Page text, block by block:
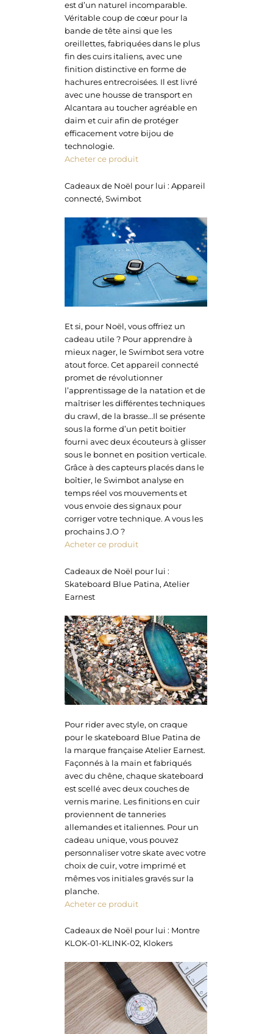
est d’un naturel incomparable.
Véritable coup de cœur pour la
bande de tête ainsi que les
oreillettes, fabriquées dans le plus
fin des cuirs italiens, avec une
finition distinctive en forme de
hachures entrecroisées. Il est livré
avec une housse de transport en
Alcantara au toucher agréable en
daim et cuir afin de protéger
efficacement votre bijou de
technologie.
Acheter ce produit
Cadeaux de Noël pour lui : Appareil
connecté, Swimbot
Et si, pour Noël, vous offriez un
cadeau utile ? Pour apprendre à
mieux nager, le Swimbot sera votre
atout force. Cet appareil connecté
promet de révolutionner
l’apprentissage de la natation et de
maîtriser les différentes techniques
du crawl, de la brasse…Il se présente
sous la forme d’un petit boitier
fourni avec deux écouteurs à glisser
sous le bonnet en position verticale.
Grâce à des capteurs placés dans le
boîtier, le Swimbot analyse en
temps réel vos mouvements et
vous envoie des signaux pour
corriger votre technique. A vous les
prochains J.O ?
Acheter ce produit
Cadeaux de Noël pour lui :
Skateboard Blue Patina, Atelier
Earnest
Pour rider avec style, on craque
pour le skateboard Blue Patina de
la marque française Atelier Earnest.
Façonnés à la main et fabriqués
avec du chêne, chaque skateboard
est scellé avec deux couches de
vernis marine. Les finitions en cuir
proviennent de tanneries
allemandes et italiennes. Pour un
cadeau unique, vous pouvez
personnaliser votre skate avec votre
choix de cuir, votre imprimé et
mêmes vos initiales gravés sur la
planche.
Acheter ce produit
Cadeaux de Noël pour lui : Montre
KLOK-01-KLINK-02, Klokers